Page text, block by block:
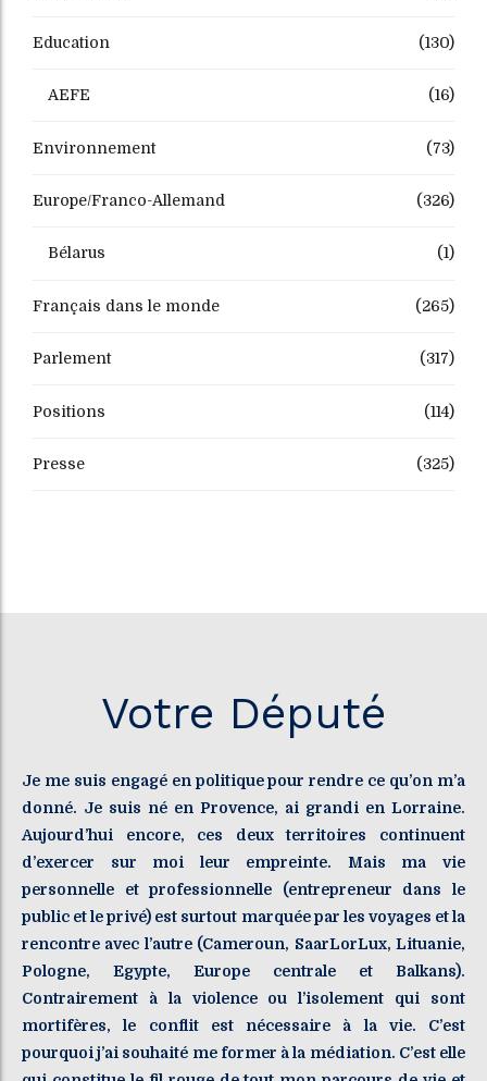
Education (130)
AEFE (16)
Environnement (73)
Europe/Franco-Allemand (326)
Bélarus (1)
Français dans le monde (265)
Parlement (317)
Positions (114)
Presse (325)
Votre Député
Je me suis engagé en politique pour rendre ce qu’on m’a
donné. Je suis né en Provence, ai grandi en Lorraine.
Aujourd’hui encore, ces deux territoires continuent
d’exercer sur moi leur empreinte. Mais ma vie
personnelle et professionnelle (entrepreneur dans le
public et le privé) est surtout marquée par les voyages et la
rencontre avec l’autre (Cameroun, SaarLorLux, Lituanie,
Pologne, Egypte, Europe centrale et Balkans).
Contrairement à la violence ou l’isolement qui sont
mortifères, le conflit est nécessaire à la vie. C’est
pourquoi j’ai souhaité me former à la médiation. C’est elle